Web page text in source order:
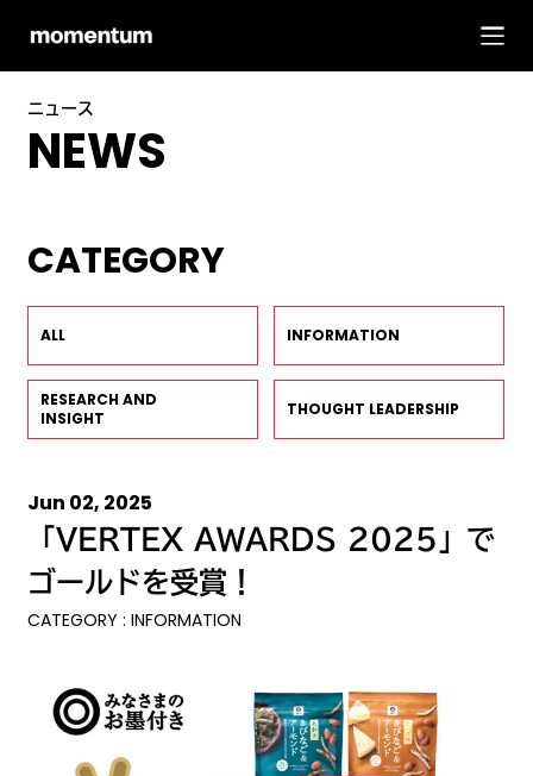
ニュース
NEWS
CATEGORY
ALL INFORMATION
RESEARCH AND
INSIGHT
THOUGHT LEADERSHIP
Jun 02, 2025
「VERTEX AWARDS 2025」で
ゴールドを受賞！
CATEGORY : INFORMATION